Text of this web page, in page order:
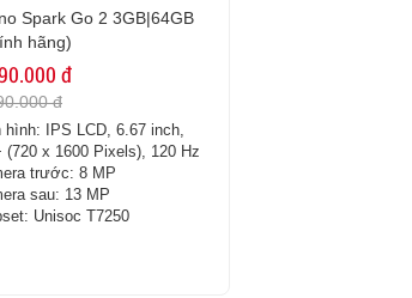
Spark Go 2 3GB|64GB
hãng)
đ
đ
hình: IPS LCD, 6.67 inch,
(720 x 1600 Pixels), 120 Hz
trước: 8 MP
sau: 13 MP
Unisoc T7250